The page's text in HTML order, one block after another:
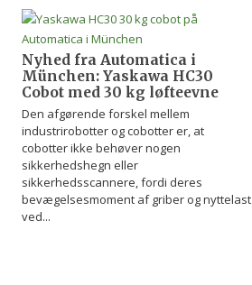
Nyhed fra Automatica i
München: Yaskawa HC30
Cobot med 30 kg løfteevne
Den afgørende forskel mellem
industrirobotter og cobotter er, at
cobotter ikke behøver nogen
sikkerhedshegn eller
sikkerhedsscannere, fordi deres
bevægelsesmoment af griber og nyttelast
ved...